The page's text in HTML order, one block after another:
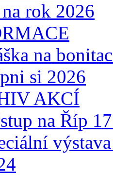
rok 2026
na
si 2026
AKCÍ
na Říp